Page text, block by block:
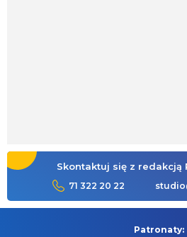
Skontaktuj się z redakcją
71 322 20 22
Patronaty: